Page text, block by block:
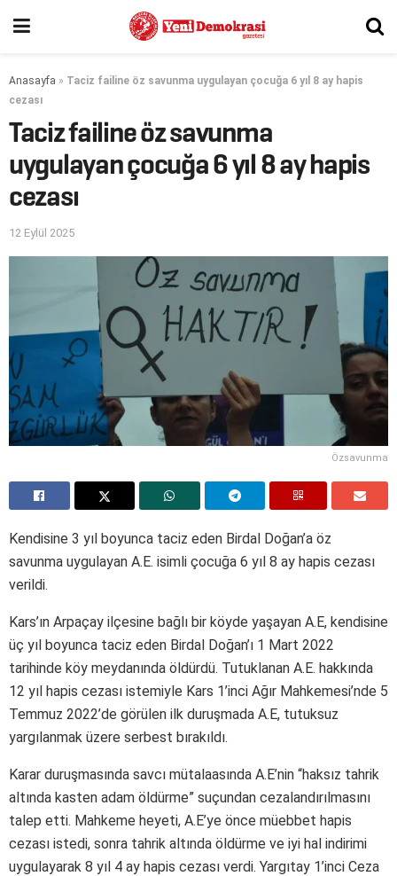
Anasayfa » Taciz failine öz savunma uygulayan çocuğa 6 yıl 8 ay hapis
cezası
Taciz failine öz savunma
uygulayan çocuğa 6 yıl 8 ay hapis
cezası
12 Eylül 2025
Özsavunma
Kendisine 3 yıl boyunca taciz eden Birdal Doğan’a öz
savunma uygulayan A.E. isimli çocuğa 6 yıl 8 ay hapis cezası
verildi.
Kars’ın Arpaçay ilçesine bağlı bir köyde yaşayan A.E, kendisine
üç yıl boyunca taciz eden Birdal Doğan’ı 1 Mart 2022
tarihinde köy meydanında öldürdü. Tutuklanan A.E. hakkında
12 yıl hapis cezası istemiyle Kars 1’inci Ağır Mahkemesi’nde 5
Temmuz 2022’de görülen ilk duruşmada A.E, tutuksuz
yargılanmak üzere serbest bırakıldı.
Karar duruşmasında savcı mütalaasında A.E’nin “haksız tahrik
altında kasten adam öldürme” suçundan cezalandırılmasını
talep etti. Mahkeme heyeti, A.E’ye önce müebbet hapis
cezası istedi, sonra tahrik altında öldürme ve iyi hal indirimi
uygulayarak 8 yıl 4 ay hapis cezası verdi. Yargıtay 1’inci Ceza